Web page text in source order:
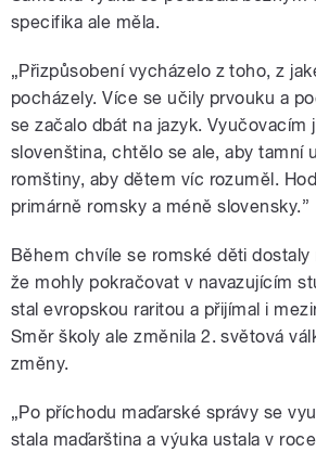
specifika ale měla.
„Přizpůsobení vycházelo z toho, z
pocházely. Více se učily prvouku a
se začalo dbát na jazyk. Vyučovacím
slovenština, chtělo se ale, aby tamní
romštiny, aby dětem víc rozuměl.
primárně romsky a méně slovensky.”
Během chvíle se romské děti dostaly
že mohly pokračovat v navazujícím
stal evropskou raritou a přijímal i
Směr školy ale změnila 2. světová
změny.
„Po příchodu maďarské správy se
stala maďarština a výuka ustala v